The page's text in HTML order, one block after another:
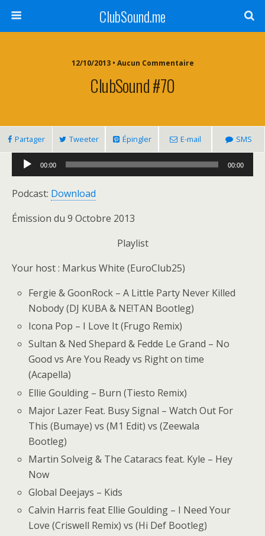
ClubSound.me
12/10/2013 • Aucun Commentaire
ClubSound #70
Partager Tweeter Épingler E-mail SMS
Lecteur
audio
00:00 00:00
Podcast: Download
Émission du 9 Octobre 2013
Playlist
Your host : Markus White (EuroClub25)
Fergie & GoonRock – A Little Party Never Killed
Nobody (DJ KUBA & NE!TAN Bootleg)
Icona Pop – I Love It (Frugo Remix)
Sultan & Ned Shepard & Fedde Le Grand – No
Good vs Are You Ready vs Right on time
(Acapella)
Ellie Goulding – Burn (Tiesto Remix)
Major Lazer Feat. Busy Signal – Watch Out For
This (Bumaye) vs (M1 Edit) vs (Zeewala
Bootleg)
Martin Solveig & The Cataracs feat. Kyle – Hey
Now
Global Deejays – Kids
Calvin Harris feat Ellie Goulding – I Need Your
Love (Criswell Remix) vs (Hi Def Bootleg)